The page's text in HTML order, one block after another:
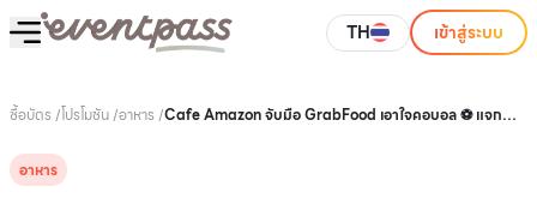
TH เข้าสู่ระบบ
ซื้อบัตร /โปรโมชัน/อาหาร /Cafe Amazon จับมือ GrabFood เอาใจคอบอล ⚽️ แจก
อาหาร